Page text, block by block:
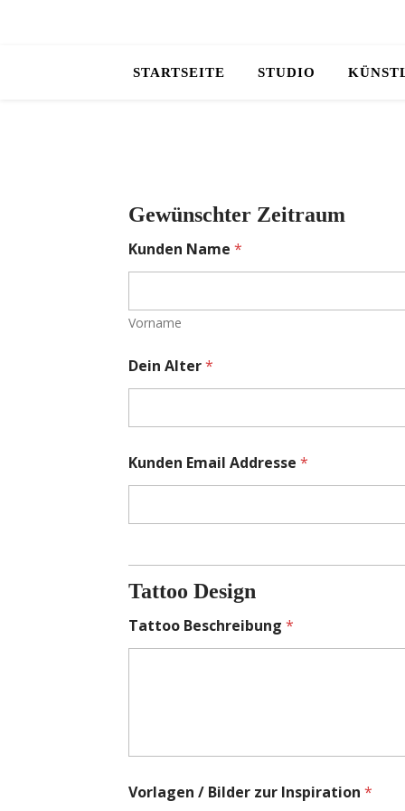
STARTSEITE STUDIO
Gewünschter Zeitraum
Kunden Name *
Vorname
Dein Alter*
Kunden Email Addresse *
e
w
ü
s
c
a
o
u
Tattoo Design
Tattoo Beschreibung *
Vorlagen / Bilder zur Inspiration *